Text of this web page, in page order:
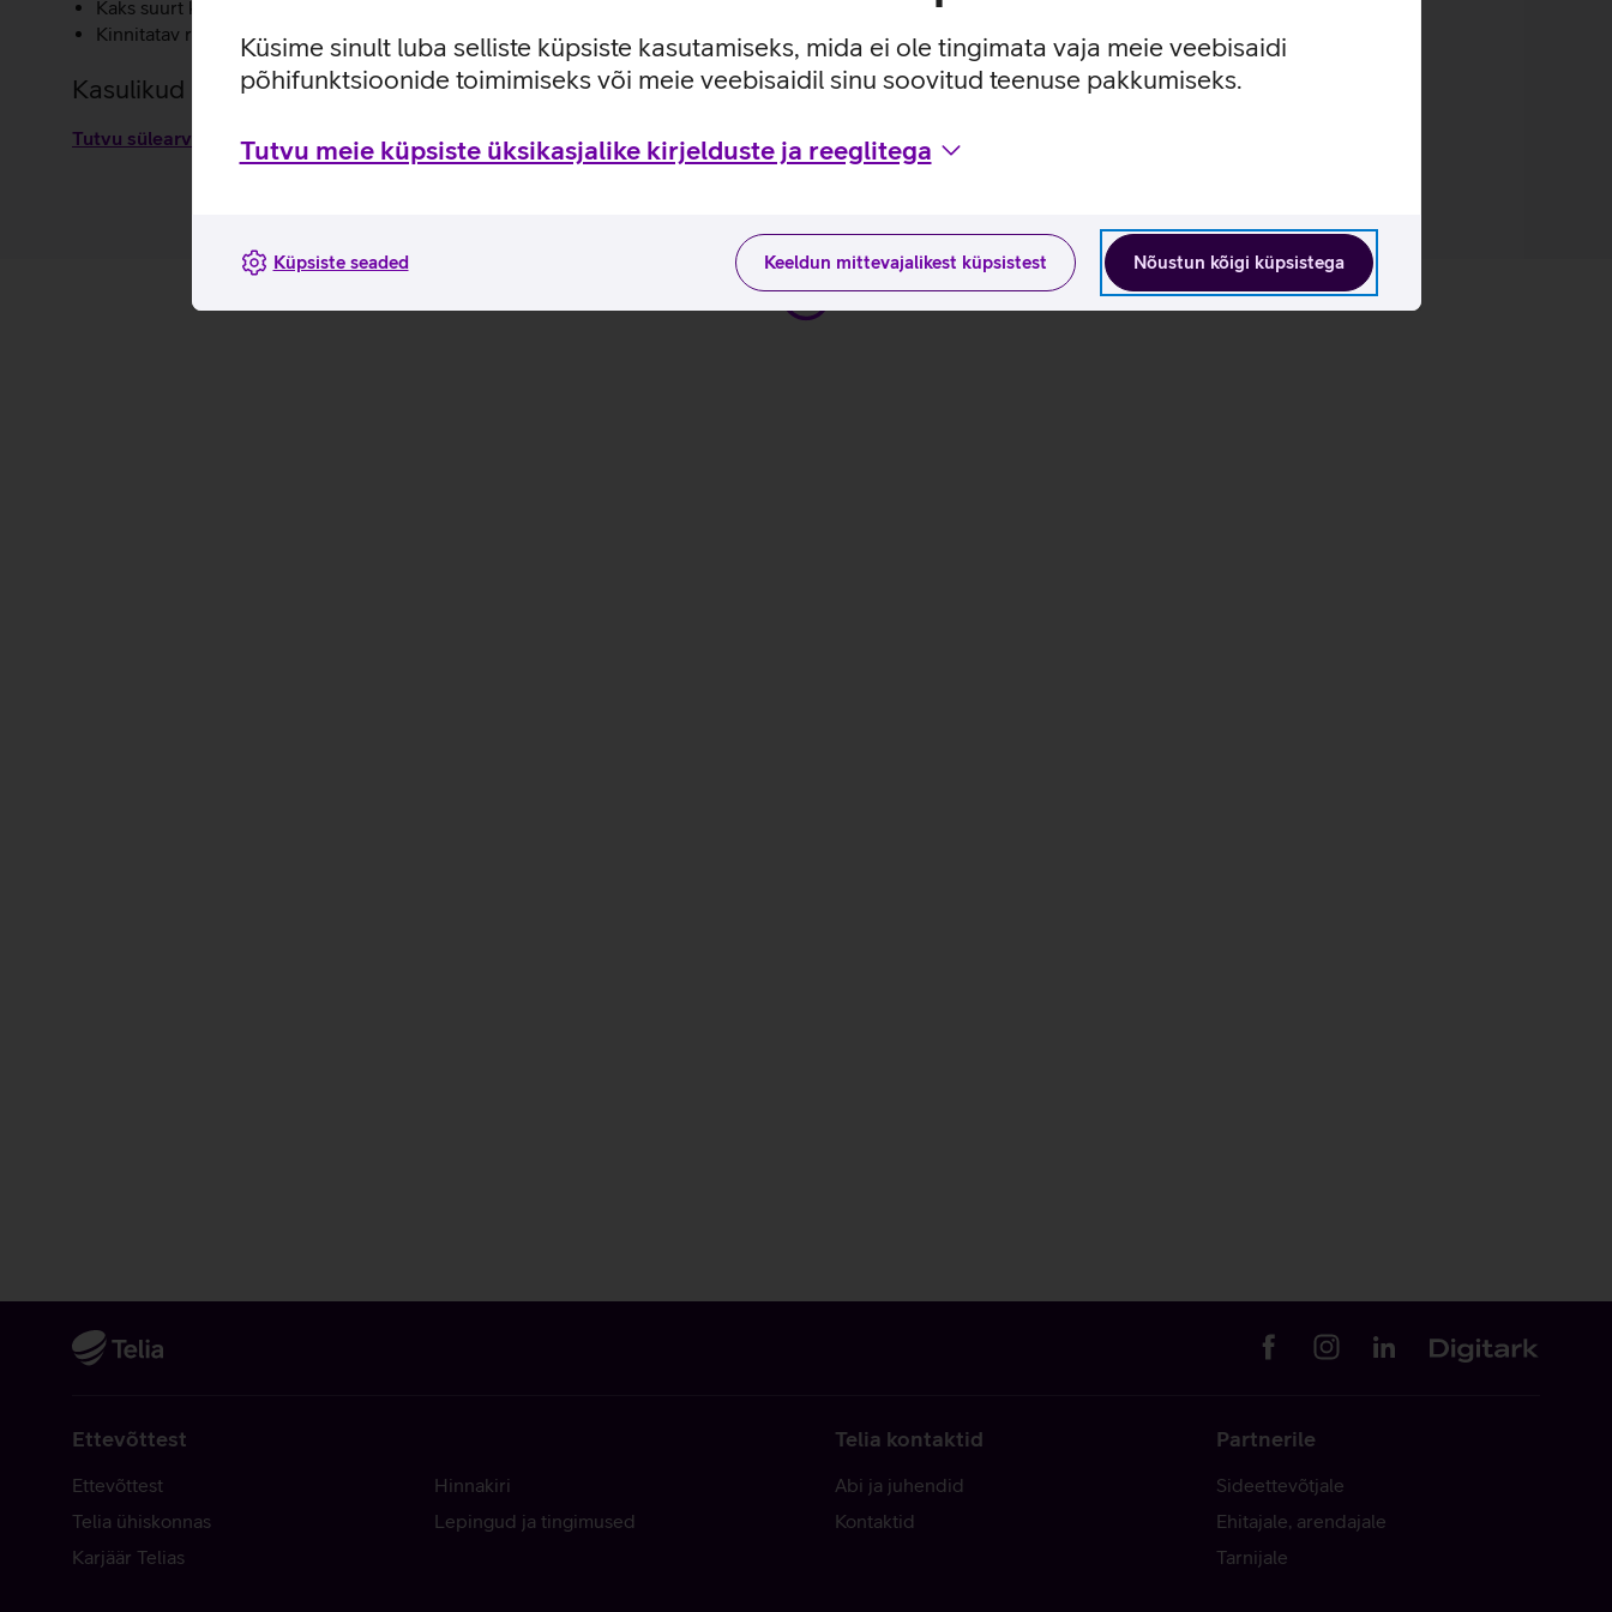
Küsime sinult luba selliste küpsiste kasutamiseks, mida ei ole tingimata vaja meie veebisaidi
põhifunktsioonide toimimiseks või meie veebisaidil sinu soovitud teenuse pakkumiseks.
Tutvu meie küpsiste üksikasjalike kirjelduste ja reeglitega
Nõustun kõigi küpsistega
Keeldun mittevajalikest küpsistest
Küpsiste seaded
Kaks suurt külgmist veepudelitaskut.
Kinnitatav ratastel kohvri külge.
Kasulikud lingid
Tutvu sülearvutikoti Thule Subterra 2 omaduste ja kasutusviisidega tootja kodulehel
Ettevõttest
Ettevõttest
Telia ühiskonnas
Karjäär Telias
Hinnakiri
Lepingud ja tingimused
Telia kontaktid
Abi ja juhendid
Kontaktid
Partnerile
Sideettevõtjale
Ehitajale, arendajale
Tarnijale